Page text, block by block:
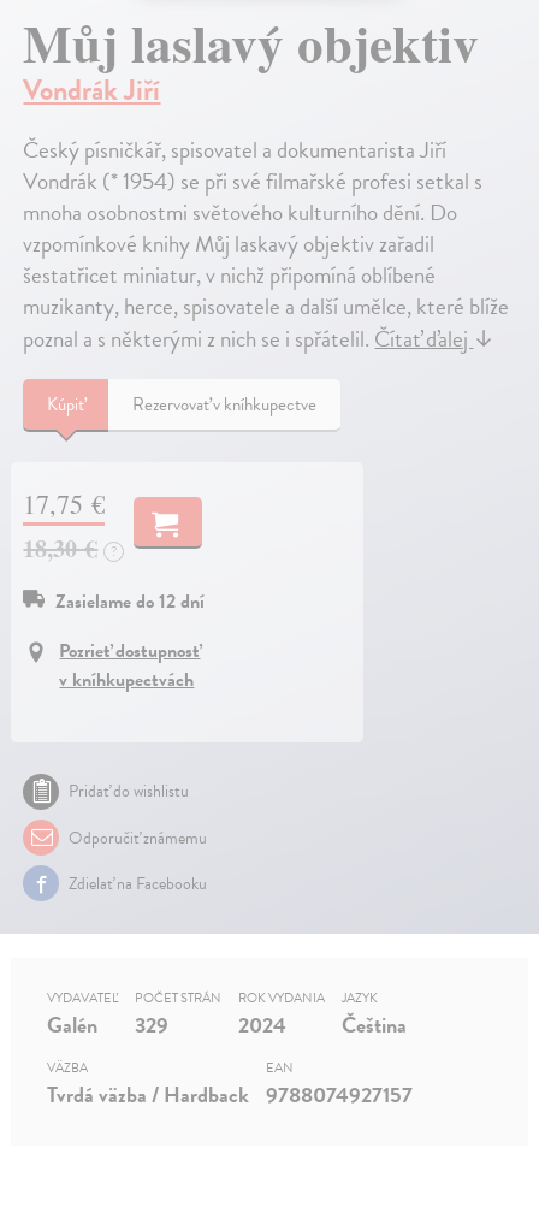
Můj laslavý objektiv
Vondrák Jiří
Český písničkář, spisovatel a dokumentarista Jiří
Vondrák (* 1954) se při své filmařské profesi setkal s
mnoha osobnostmi světového kulturního dění. Do
vzpomínkové knihy Můj laskavý objektiv zařadil
šestatřicet miniatur, v nichž připomíná oblíbené
muzikanty, herce, spisovatele a další umělce, které blíže
poznal a s některými z nich se i spřátelil.Čítať ďalej↓
Kúpiť Rezervovať v kníhkupectve
17,75 €
18,30 €
?
Zasielame do 12 dní
Pozrieť dostupnosť
v kníhkupectvách
Pridať do wishlistu
Odporučiť známemu
Zdielať na Facebooku
VYDAVATEĽ
Galén
POČET STRÁN
329
ROK VYDANIA
2024
JAZYK
Čeština
VÄZBA
Tvrdá väzba / Hardback
EAN
9788074927157